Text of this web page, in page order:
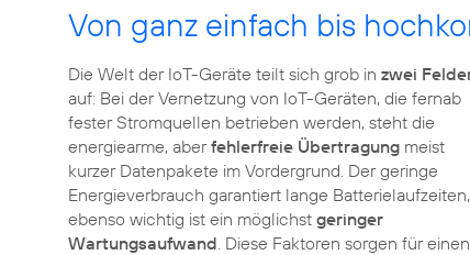
Von ganz einfach bis
Die Welt der IoT-Geräte teilt sich grob in zwei
auf: Bei der Vernetzung von IoT-Geräten, die fernab
fester Stromquellen betrieben werden, steht die
energiearme, aberfehlerfreie Übertragung meist
kurzer Datenpakete im Vordergrund. Der geringe
Energieverbrauch garantiert lange Batterielaufzeiten,
ebenso wichtig ist ein möglichst geringer
Wartungsaufwand. Diese Faktoren sorgen für einen